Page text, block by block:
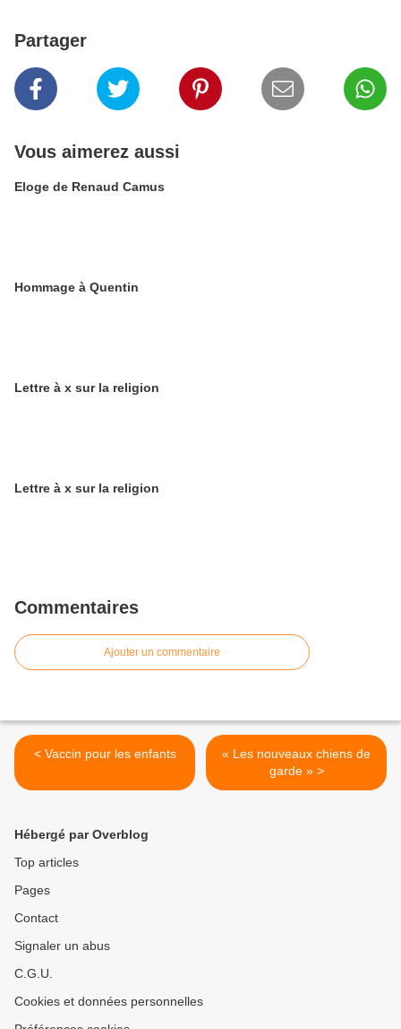
Partager
Vous aimerez aussi
Eloge de Renaud Camus
Hommage à Quentin
Lettre à x sur la religion
Lettre à x sur la religion
Commentaires
Ajouter un commentaire
< Vaccin pour les enfants
« Les nouveaux chiens de
garde » >
Hébergé par Overblog
Top articles
Pages
Contact
Signaler un abus
C.G.U.
Cookies et données personnelles